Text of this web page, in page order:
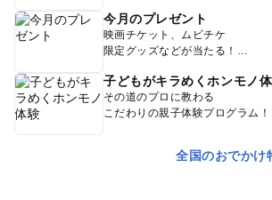
今月のプレゼント
映画チケット、ムビチケ
限定グッズなどが当たる！
子どもがキラめくホンモノ
その道のプロに教わる
こだわりの親子体験プログラム！
全国のおでかけ